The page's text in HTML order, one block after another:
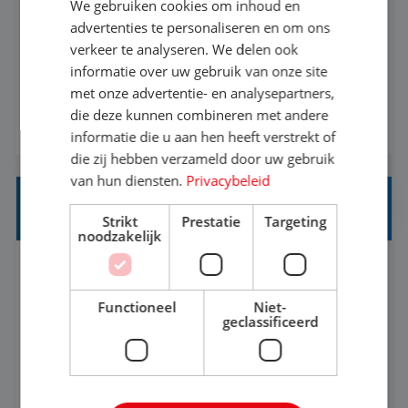
Met jouw ervaring in de reisbranche of
achtergrond in toerisme ben je klaar voor de
volgende stap. Vanaf je stoel reis je de hele
wereld over en speel je moeiteloos in op de
wensen van je team, je klant en wat er in de
reiswereld gebeurt. Met je enthousiasme weet je
klanten te overtuigen om die droomreis te
boeken! ...
BEKIJK VACATURE
REISADVISEUR ALLROUND
Aalsmeer, Noord-Holland, Nederland
33-36 uur
MBO
Een vakantie plannen is het leukste dat er is. Of
het nu voor jezelf is, of voor een ander: jij vindt
We gebruiken cookies om inhoud en
advertenties te personaliseren en om ons
verkeer te analyseren. We delen ook
informatie over uw gebruik van onze site
met onze advertentie- en analysepartners,
die deze kunnen combineren met andere
informatie die u aan hen heeft verstrekt of
die zij hebben verzameld door uw gebruik
van hun diensten. Privacybeleid
Strikt
noodzakelijk
Prestatie Targeting
Functioneel
Niet-
geclassificeerd